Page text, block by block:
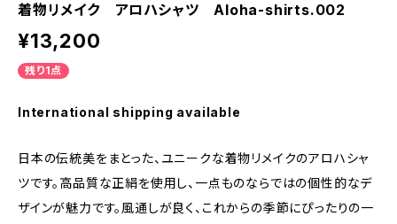
着物リメイク アロハシャツ Aloha-shirts.002
¥13,200
残り1点
International shipping available
日本の伝統美をまとった、ユニークな着物リメイクのアロハシャ
ツです。高品質な正絹を使用し、一点ものならではの個性的なデ
ザインが魅力です。風通しが良く、これからの季節にぴったりの一